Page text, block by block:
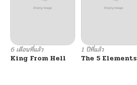
ตอนที่ 316
ตอนที่ 315
ตอนที่ 314
6 เดือนที่แล้ว
King From Hell
1 ปีที่แล้ว
The 5 Elements